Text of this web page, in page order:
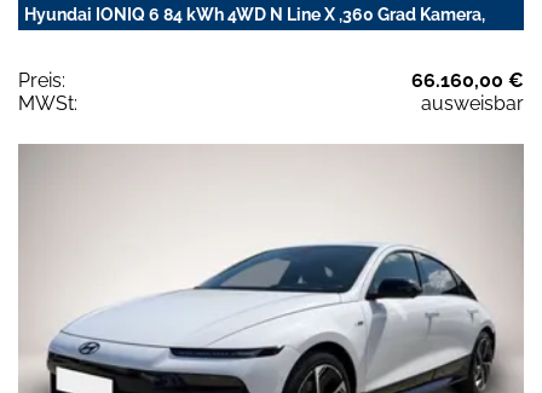
Hyundai IONIQ 6 84 kWh 4WD N Line X ,360 Grad Kamera,
Preis:
66.160,00 €
MWSt:
ausweisbar